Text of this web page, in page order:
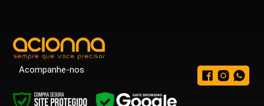
Acompanhe-nos